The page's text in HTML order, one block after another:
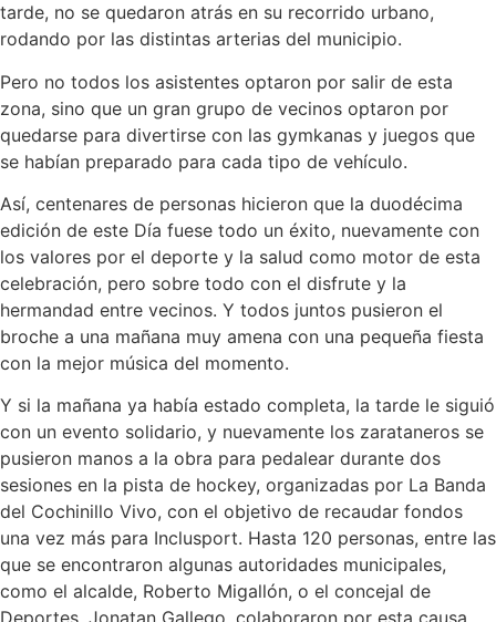
tarde, no se quedaron atrás en su recorrido urbano,
rodando por las distintas arterias del municipio.
Pero no todos los asistentes optaron por salir de esta
zona, sino que un gran grupo de vecinos optaron por
quedarse para divertirse con las gymkanas y juegos que
se habían preparado para cada tipo de vehículo.
Así, centenares de personas hicieron que la duodécima
edición de este Día fuese todo un éxito, nuevamente con
los valores por el deporte y la salud como motor de esta
celebración, pero sobre todo con el disfrute y la
hermandad entre vecinos. Y todos juntos pusieron el
broche a una mañana muy amena con una pequeña fiesta
con la mejor música del momento.
Y si la mañana ya había estado completa, la tarde le siguió
con un evento solidario, y nuevamente los zarataneros se
pusieron manos a la obra para pedalear durante dos
sesiones en la pista de hockey, organizadas por La Banda
del Cochinillo Vivo, con el objetivo de recaudar fondos
una vez más para Inclusport. Hasta 120 personas, entre las
que se encontraron algunas autoridades municipales,
como el alcalde, Roberto Migallón, o el concejal de